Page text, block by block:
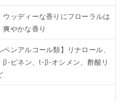
ウッディーな香りにフローラルは
爽やかな香り
ペンアルコール類】リナロール、
β-ピネン、t-β-オシメン、酢酸リ